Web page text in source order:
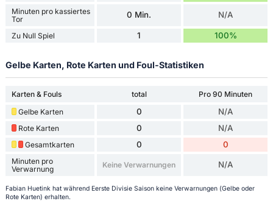
Minuten pro kassiertes
Tor
0 Min. N/A
Zu Null Spiel 1 100%
Gelbe Karten, Rote Karten und Foul-Statistiken
Karten & Fouls total
Pro 90 Minuten
Gelbe Karten
0 N/A
Rote Karten 0 N/A
Gesamtkarten 0 0
Minuten pro
Verwarnung
Keine Verwarnungen N/A
Fabian Huetink hat während Eerste Divisie Saison keine Verwarnungen (Gelbe oder
Rote Karten) erhalten.